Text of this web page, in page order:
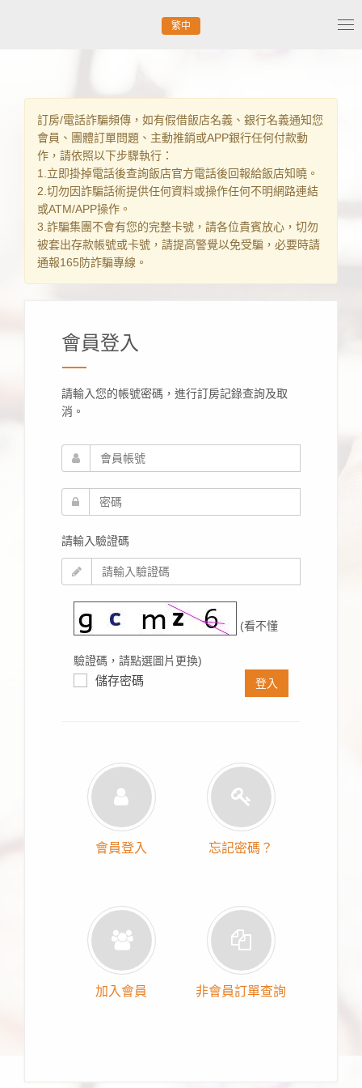
繁中
訂房/電話詐騙頻傳，如有假借飯店名義、銀行名義通知您
會員、團體訂單問題、主動推銷或APP銀行任何付款動
作，請依照以下步驟執行：
1.立即掛掉電話後查詢飯店官方電話後回報給飯店知曉。
2.切勿因詐騙話術提供任何資料或操作任何不明網路連結
或ATM/APP操作。
3.詐騙集團不會有您的完整卡號，請各位貴賓放心，切勿
被套出存款帳號或卡號，請提高警覺以免受騙，必要時請
通報165防詐騙專線。
會員登入
請輸入您的帳號密碼，進行訂房記錄查詢及取
消。
請輸入驗證碼
(看不懂
驗證碼，請點選圖片更換)
儲存密碼 登入
會員登入 忘記密碼？
加入會員 非會員訂單查詢